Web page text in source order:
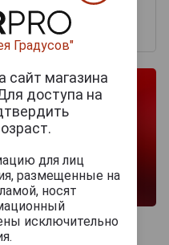
Градусов"
сайт магазина
доступа на
для лиц
размещенные на
носят
исключительно